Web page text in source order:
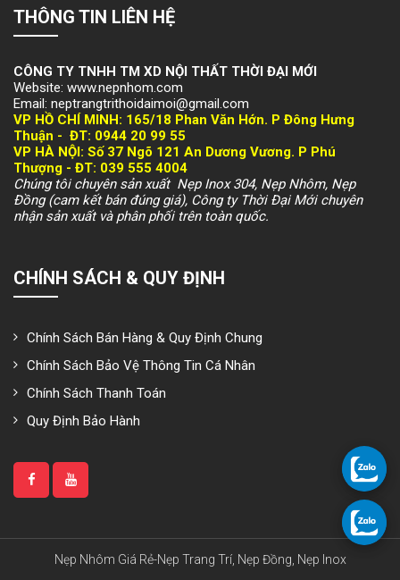
THÔNG TIN LIÊN HỆ
CÔNG TY TNHH TM XD NỘI THẤT THỜI ĐẠI MỚI
Website: www.nepnhom.com
Email: neptrangtrithoidaimoi@gmail.com
VP HỒ CHÍ MINH: 165/18 Phan Văn Hớn. P Đông Hưng
Thuận - ĐT: 0944 20 99 55
VP HÀ NỘI : Số 37 Ngõ 121 An Dương Vương. P Phú
Thượng - ĐT: 039 555 4004
Chúng tôi chuyên sản xuất Nẹp Inox 304, Nẹp Nhôm, Nẹp
Đồng (cam kết bán đúng giá), Công ty Thời Đại Mới chuyên
nhận sản xuất và phân phối trên toàn quốc.
CHÍNH SÁCH & QUY ĐỊNH
Chính Sách Bán Hàng & Quy Định Chung
Chính Sách Bảo Vệ Thông Tin Cá Nhân
Chính Sách Thanh Toán
Quy Định Bảo Hành
Nẹp Nhôm Giá Rẻ-Nẹp Trang Trí, Nẹp Đồng, Nẹp Inox